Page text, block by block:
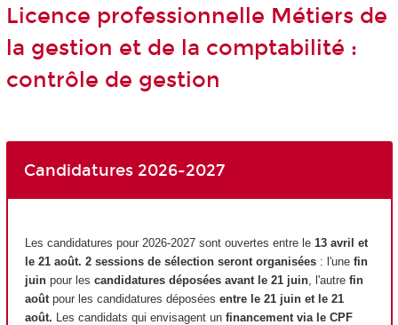
Licence professionnelle Métiers de
la gestion et de la comptabilité :
contrôle de gestion
Candidatures 2026-2027
Les candidatures pour 2026-2027 sont ouvertes entre le 13 avril et
le 21 août. 2 sessions de sélection seront organisées : l'une fin
juin pour les candidatures déposées avant le 21 juin , l'autre fin
août pour les candidatures déposées entre le 21 juin et le 21
août. Les candidats qui envisagent un financement via le CPF